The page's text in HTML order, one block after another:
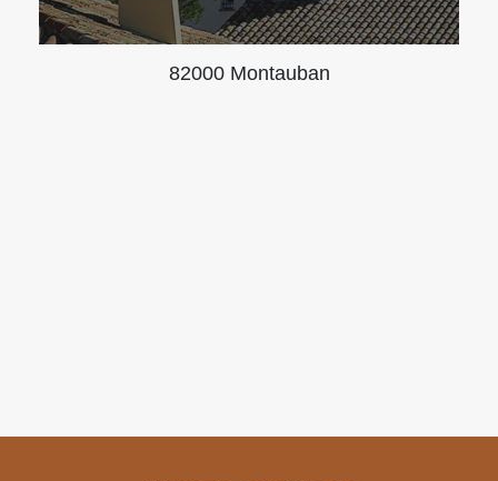
82000 Montauban